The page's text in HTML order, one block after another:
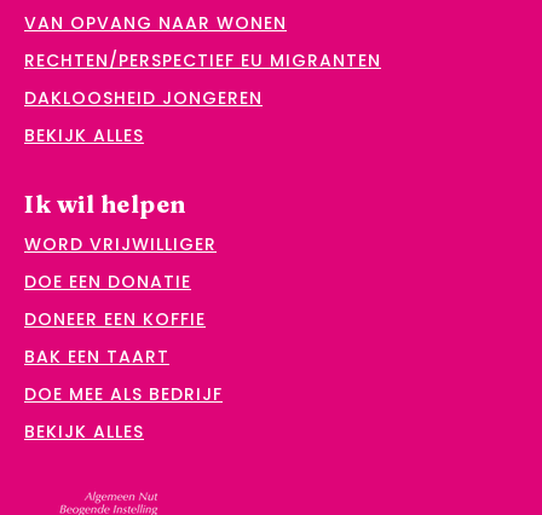
VAN OPVANG NAAR WONEN
RECHTEN/PERSPECTIEF EU MIGRANTEN
DAKLOOSHEID JONGEREN
BEKIJK ALLES
Ik wil helpen
WORD VRIJWILLIGER
DOE EEN DONATIE
DONEER EEN KOFFIE
BAK EEN TAART
DOE MEE ALS BEDRIJF
BEKIJK ALLES